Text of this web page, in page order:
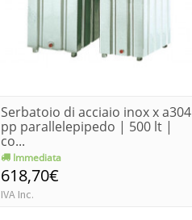
Serbatoio di acciaio inox x a304
pp parallelepipedo | 500 lt |
co...
Immediata
618,70€
IVA Inc.